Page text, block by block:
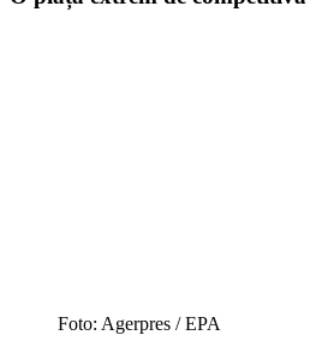
Foto: Agerpres / EPA